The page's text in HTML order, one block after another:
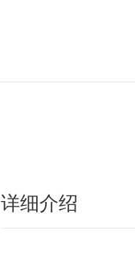
详细介绍